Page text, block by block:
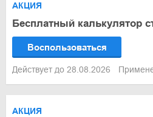
АКЦИЯ
Бесплатный калькулятор
Воспользоваться
Действует до 28.08.2026
АКЦИЯ